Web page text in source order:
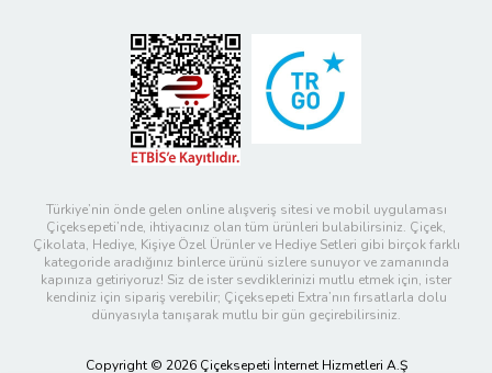
Türkiye’nin önde gelen online alışveriş sitesi ve mobil uygulaması
Çiçeksepeti’nde, ihtiyacınız olan tüm ürünleri bulabilirsiniz. Çiçek,
Çikolata, Hediye, Kişiye Özel Ürünler ve Hediye Setleri gibi birçok farklı
kategoride aradığınız binlerce ürünü sizlere sunuyor ve zamanında
kapınıza getiriyoruz! Siz de ister sevdiklerinizi mutlu etmek için, ister
kendiniz için sipariş verebilir; Çiçeksepeti Extra’nın fırsatlarla dolu
dünyasıyla tanışarak mutlu bir gün geçirebilirsiniz.
Copyright © 2026 Çiçeksepeti İnternet Hizmetleri A.Ş